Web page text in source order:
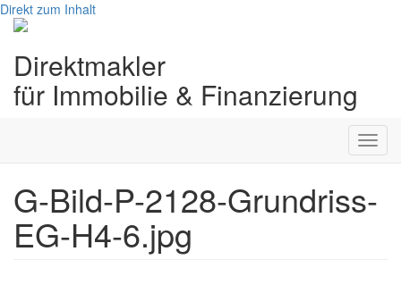
Direkt zum Inhalt
Direktmakler
für Immobilie & Finanzierung
G-Bild-P-2128-Grundriss-
EG-H4-6.jpg